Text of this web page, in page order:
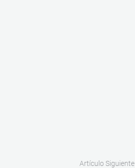
Artículo Siguiente